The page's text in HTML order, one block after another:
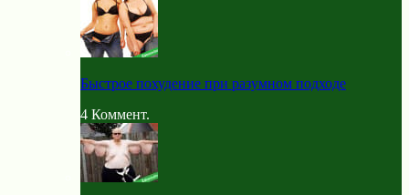
Быстрое похудение при разумном подходе
4 Коммент.